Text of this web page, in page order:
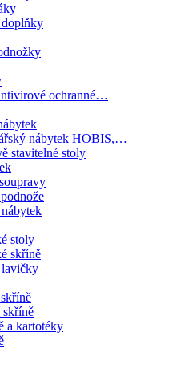
ochranné…
nábytek HOBIS,…
stavitelné stoly
stoly
skříně
lavičky
skříně
a kartotéky